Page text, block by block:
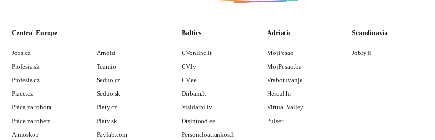
Central Europe
Jobs.cz
Profesia.sk
Profesia.cz
Prace.cz
Práca za rohom
Práce za rohem
Atmoskop
Arnold
Teamio
Seduo.cz
Seduo.sk
Platy.cz
Platy.sk
Paylab.com
Baltics
CVonline.lt
CV.lv
CV.ee
Dirbam.lt
Visidarbi.lv
Otsintood.ee
Personaloatrankos.lt
Adriatic
MojPosao
MojPosao.ba
Vrabotuvanje
Hercul.hr
Virtual Valley
Pulser
Scandinavia
Jobly.fi